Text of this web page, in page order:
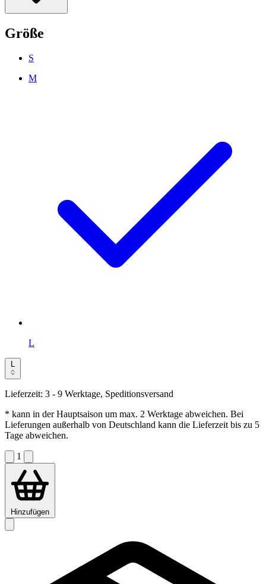
Größe
S
M
L
L
Lieferzeit: 3 - 9 Werktage, Speditionsversand
* kann in der Hauptsaison um max. 2 Werktage abweichen. Bei
Lieferungen außerhalb von Deutschland kann die Lieferzeit bis zu 5
Tage abweichen.
1
Hinzufügen